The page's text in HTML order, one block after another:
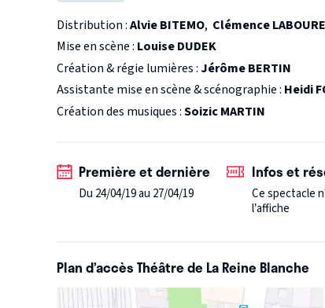
Distribution :Alvie BITEMO, Clémence
Mise en scène : Louise DUDEK
Création & régie lumières :Jérôme BERTIN
Assistante mise en scène & scénographie : Heidi
Création des musiques :Soizic MARTIN
Première et dernière
Du 24/04/19 au 27/04/19
Infos et
Ce spectacle
l’affiche
Plan d’accès Théâtre de La Reine Blanche